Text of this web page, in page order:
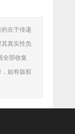
在于传递
真实性负
全部收集
如有版权